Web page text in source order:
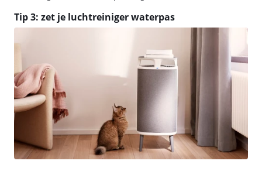
Tip 3: zet je luchtreiniger waterpas